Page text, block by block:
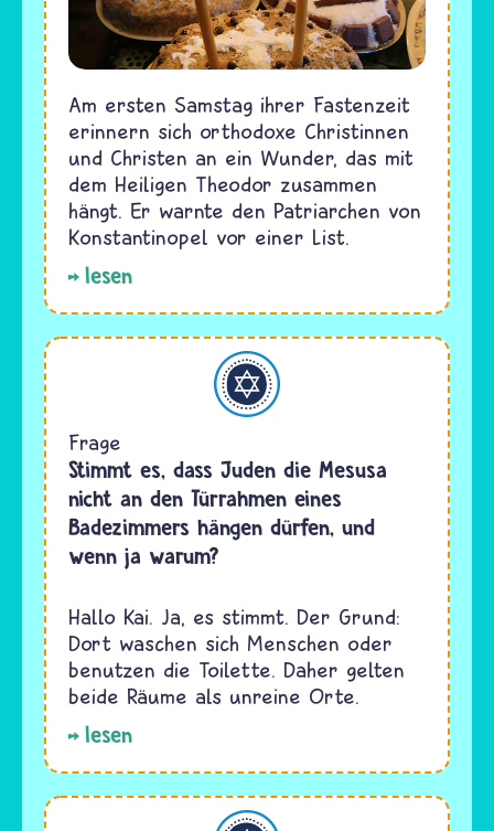
Am ersten Samstag ihrer Fastenzeit
erinnern sich orthodoxe Christinnen
und Christen an ein Wunder, das mit
dem Heiligen Theodor zusammen
hängt. Er warnte den Patriarchen von
Konstantinopel vor einer List.
lesen
Judentum
Frage
Stimmt es, dass Juden die Mesusa
nicht an den Türrahmen eines
Badezimmers hängen dürfen, und
wenn ja warum?
Hallo Kai. Ja, es stimmt. Der Grund:
Dort waschen sich Menschen oder
benutzen die Toilette. Daher gelten
beide Räume als unreine Orte.
lesen
Judentum